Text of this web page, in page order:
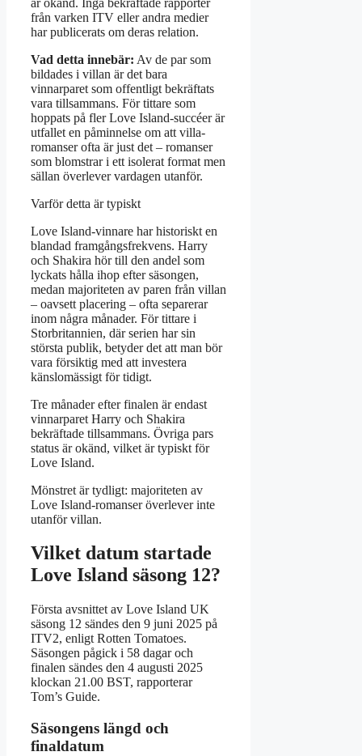
från varken ITV eller andra medier
har publicerats om deras relation.
Vad detta innebär: Av de par som
bildades i villan är det bara
vinnarparet som offentligt bekräftats
vara tillsammans. För tittare som
hoppats på fler Love Island-succéer är
utfallet en påminnelse om att villa-
romanser ofta är just det – romanser
som blomstrar i ett isolerat format men
sällan överlever vardagen utanför.
Varför detta är typiskt
Love Island-vinnare har historiskt en
blandad framgångsfrekvens. Harry
och Shakira hör till den andel som
lyckats hålla ihop efter säsongen,
medan majoriteten av paren från villan
– oavsett placering – ofta separerar
inom några månader. För tittare i
Storbritannien, där serien har sin
största publik, betyder det att man bör
vara försiktig med att investera
känslomässigt för tidigt.
Tre månader efter finalen är endast
vinnarparet Harry och Shakira
bekräftade tillsammans. Övriga pars
status är okänd, vilket är typiskt för
Love Island.
Mönstret är tydligt: majoriteten av
Love Island-romanser överlever inte
utanför villan.
Vilket datum startade
Love Island säsong 12?
Första avsnittet av Love Island UK
säsong 12 sändes den 9 juni 2025 på
ITV2, enligt Rotten Tomatoes.
Säsongen pågick i 58 dagar och
finalen sändes den 4 augusti 2025
klockan 21.00 BST, rapporterar
Tom’s Guide.
Säsongens längd och
finaldatum